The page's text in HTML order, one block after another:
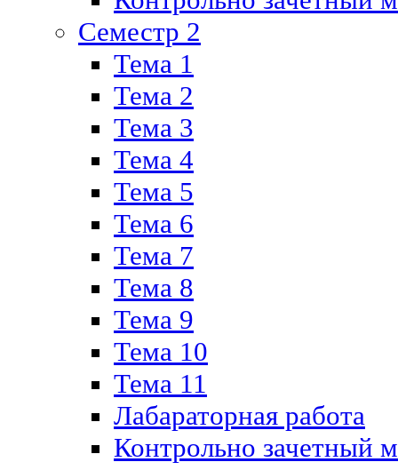
Семестр 2
Тема 1
Тема 2
Тема 3
Тема 4
Тема 5
Тема 6
Тема 7
Тема 8
Тема 9
Тема 10
Тема 11
Лабараторная работа
Контрольно зачетный